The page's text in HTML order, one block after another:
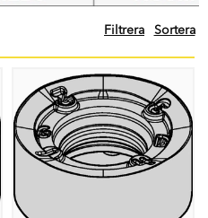
Filtrera Sortera